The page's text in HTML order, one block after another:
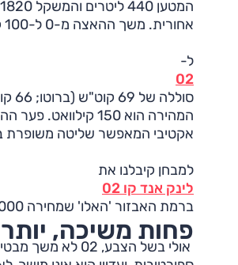
אחורית. משך ההאצה מ-0 ל-100 קמ"ש הוא 5.5 שניות והמהירות המרבית 180 קמ"ש.
ל-
02
המהירה הוא 150
אקטיבי המאפשר שליטה משופרת
למבחן קיבלנו את
לינק אנד קו 02
ברמת האבזור 'האלו' שמחירה 177,000 שקלים.
פחות משיכה, יותר